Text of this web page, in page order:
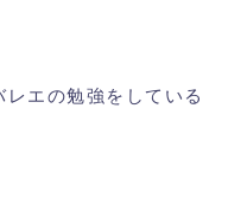
レエの勉強をしている